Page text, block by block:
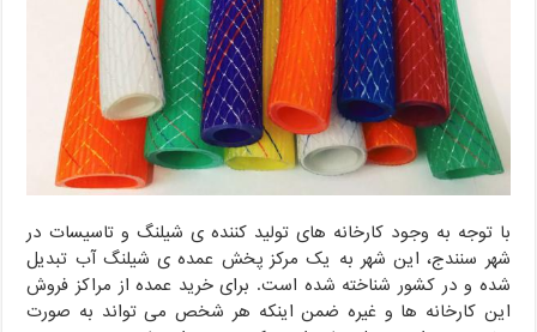
با توجه به وجود کارخانه های تولید کننده ی شیلنگ و تاسیسات در
شهر سنندج، این شهر به یک مرکز پخش عمده ی شیلنگ آب تبدیل
شده و در کشور شناخته شده است. برای خرید عمده از مراکز فروش
این کارخانه ها و غیره ضمن اینکه هر شخص می تواند به صورت